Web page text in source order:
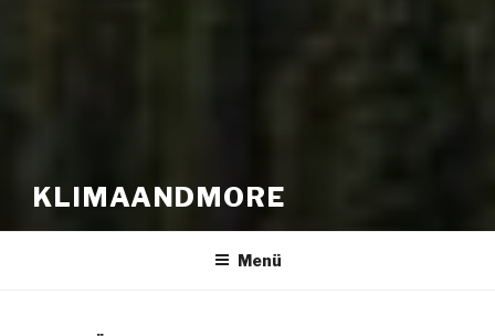
KLIMAANDMORE
Menü